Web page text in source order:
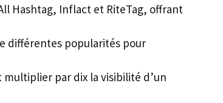
Hashtag, Inflact et RiteTag, offrant
différentes popularités pour
multiplier par dix la visibilité d’un